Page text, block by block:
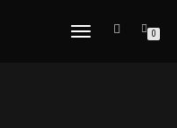
VKLOPI/IZKLOPI
0